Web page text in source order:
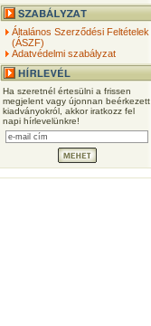
Általános Szerződési Feltételek
(ÁSZF)
Adatvédelmi szabályzat
Ha szeretnél értesülni a frissen
megjelent vagy újonnan beérkezett
kiadványokról, akkor iratkozz fel
napi hírlevelünkre!